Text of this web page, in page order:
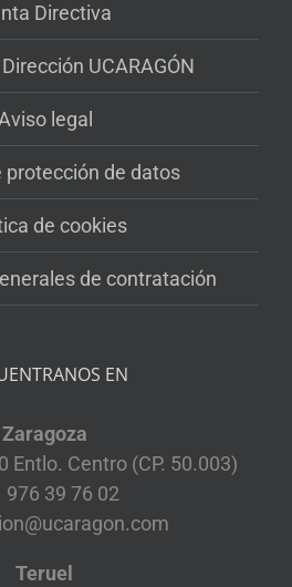
Directiva
UCARAGÓN
legal
protección de datos
de cookies
de contratación
EN
Zaragoza
Entlo. Centro (CP. 50.003)
976 39 76 02
Teruel